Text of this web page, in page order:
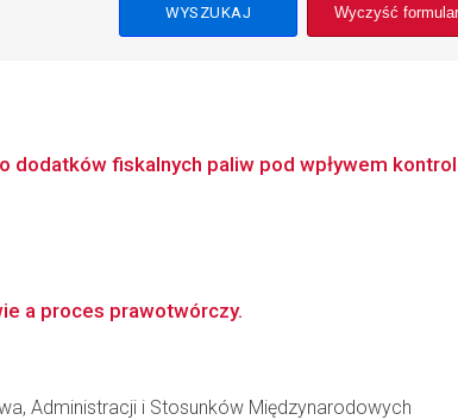
Wyczyść
fiskalnych paliw pod wpływem
a proces prawotwórczy.
Administracji i Stosunków Międzynarodowych